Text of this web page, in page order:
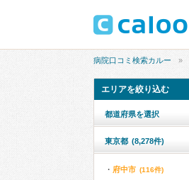
病院口コミ検索カルー
エリアを絞り込む
都道府県を選択
東京都 (8,278件)
府中市 (116件)